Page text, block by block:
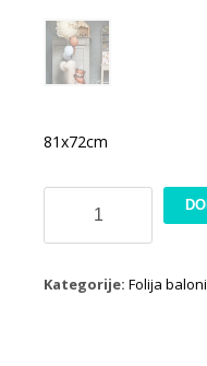
81x72cm
1
medom
Kategorije: Folija